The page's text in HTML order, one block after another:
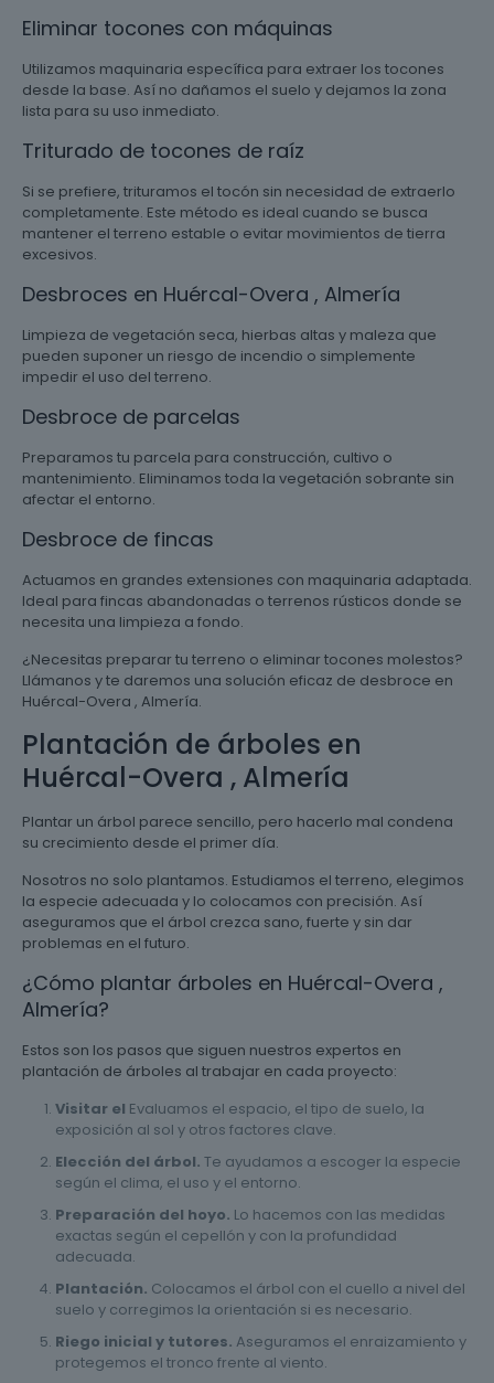
Eliminar tocones con máquinas
Utilizamos maquinaria específica para extraer los tocones
desde la base. Así no dañamos el suelo y dejamos la zona
lista para su uso inmediato.
Triturado de tocones de raíz
Si se prefiere, trituramos el tocón sin necesidad de extraerlo
completamente. Este método es ideal cuando se busca
mantener el terreno estable o evitar movimientos de tierra
excesivos.
Desbroces en Huércal-Overa , Almería
Limpieza de vegetación seca, hierbas altas y maleza que
pueden suponer un riesgo de incendio o simplemente
impedir el uso del terreno.
Desbroce de parcelas
Preparamos tu parcela para construcción, cultivo o
mantenimiento. Eliminamos toda la vegetación sobrante sin
afectar el entorno.
Desbroce de fincas
Actuamos en grandes extensiones con maquinaria adaptada.
Ideal para fincas abandonadas o terrenos rústicos donde se
necesita una limpieza a fondo.
¿Necesitas preparar tu terreno o eliminar tocones molestos?
Llámanos y te daremos una solución eficaz de desbroce en
Huércal-Overa , Almería.
Plantación de árboles en
Huércal-Overa , Almería
Plantar un árbol parece sencillo, pero hacerlo mal condena
su crecimiento desde el primer día.
Nosotros no solo plantamos. Estudiamos el terreno, elegimos
la especie adecuada y lo colocamos con precisión. Así
aseguramos que el árbol crezca sano, fuerte y sin dar
problemas en el futuro.
¿Cómo plantar árboles en Huércal-Overa ,
Almería?
Estos son los pasos que siguen nuestros expertos en
plantación de árboles al trabajar en cada proyecto:
Visitar el Evaluamos el espacio, el tipo de suelo, la
exposición al sol y otros factores clave.
Elección del árbol. Te ayudamos a escoger la especie
según el clima, el uso y el entorno.
Preparación del hoyo. Lo hacemos con las medidas
exactas según el cepellón y con la profundidad
adecuada.
Plantación. Colocamos el árbol con el cuello a nivel del
suelo y corregimos la orientación si es necesario.
Riego inicial y tutores. Aseguramos el enraizamiento y
protegemos el tronco frente al viento.